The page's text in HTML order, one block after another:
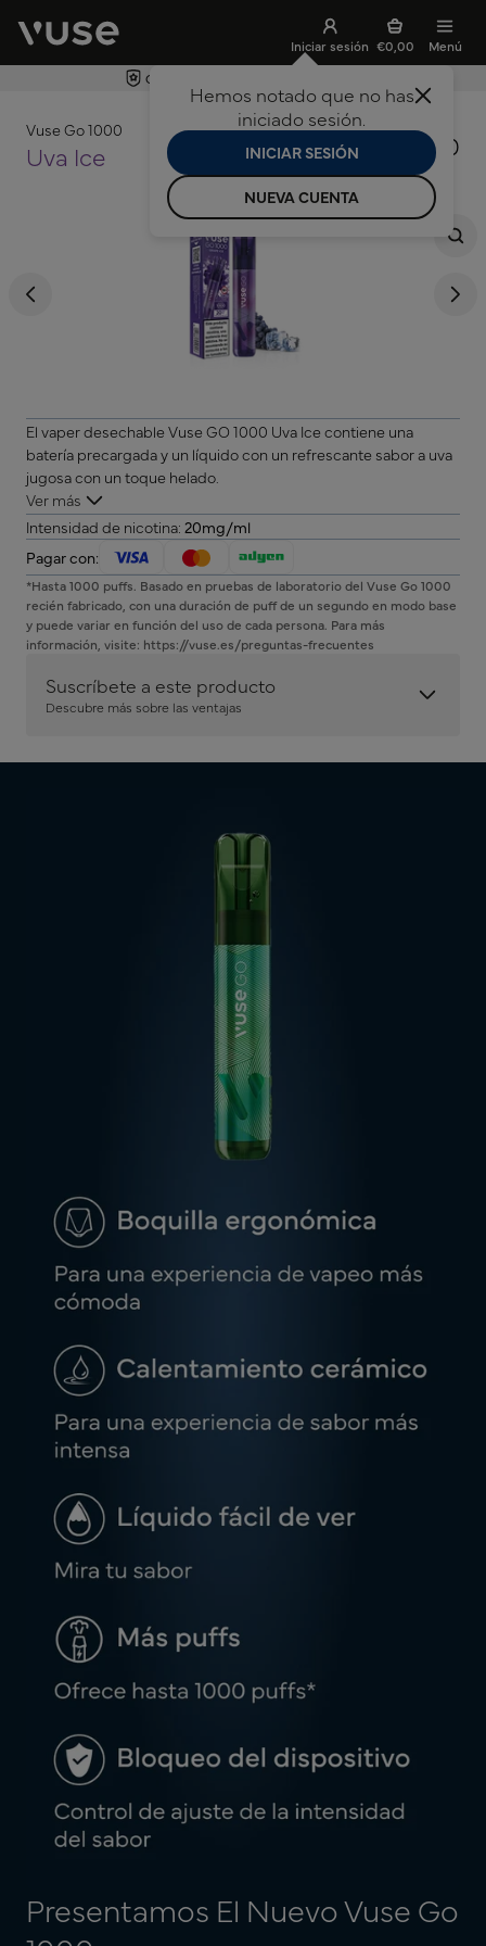
Iniciar sesión
Hemos notado que no has
iniciado sesión.
NUEVA CUENTA
INICIAR SESIÓN
€0,00 Menú
Garantía del dispositivo de 24 meses
Vuse Go 1000
Uva Ice €8,50
El vaper desechable Vuse GO 1000 Uva Ice contiene una
batería precargada y un líquido con un refrescante sabor a uva
jugosa con un toque helado.
Ver más
Intensidad de nicotina: 20mg/ml
Pagar con:
*Hasta 1000 puffs. Basado en pruebas de laboratorio del Vuse Go 1000
recién fabricado, con una duración de puff de un segundo en modo base
y puede variar en función del uso de cada persona. Para más
información, visite: https://vuse.es/preguntas-frecuentes
Suscríbete a este producto
Descubre más sobre las ventajas
Presentamos El Nuevo Vuse Go